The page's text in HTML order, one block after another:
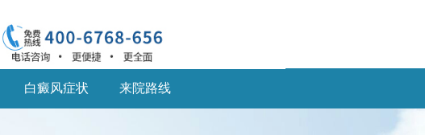
白癜风症状 来院路线